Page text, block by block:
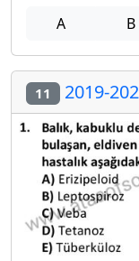
A B
11 2019-